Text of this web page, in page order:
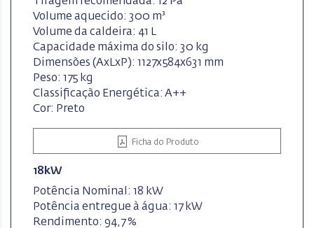
Volume aquecido: 300 m³
Volume da caldeira: 41 L
Capacidade máxima do silo: 30 kg
Dimensões (AxLxP): 1127x584x631 mm
Peso: 175 kg
Classificação Energética: A++
Cor: Preto
Ficha do Produto
18kW
Potência Nominal: 18 kW
Potência entregue à água: 17 kW
Rendimento: 94,7 %